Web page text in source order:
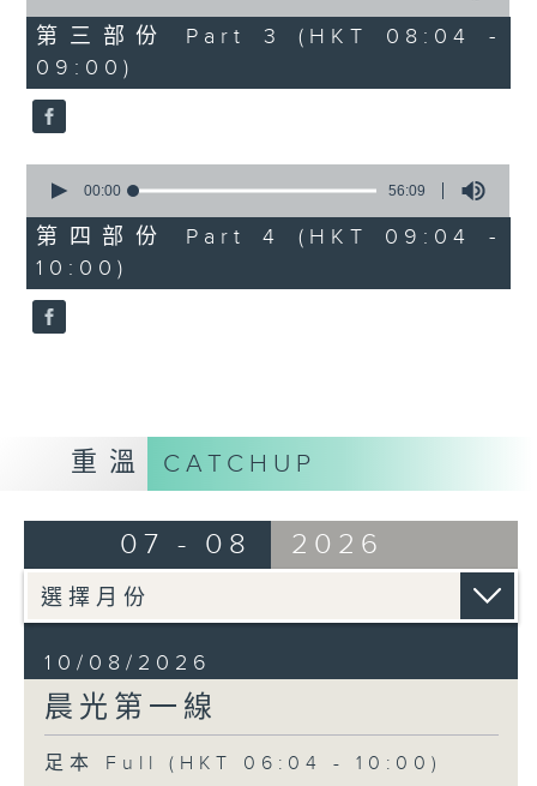
56
minutes,
10
seconds
第三部份 Part 3 (HKT 08:04 -
09:00)
seconds
56
minutes,
9
seconds
00:00 56:09
第四部份 Part 4 (HKT 09:04 -
10:00)
重溫 CATCHUP
07 - 08 2026
10/08/2026
晨光第一線
足本 Full (HKT 06:04 - 10:00)